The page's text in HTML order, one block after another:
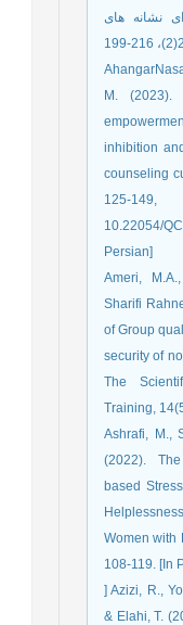
نشانه های
M. (2023).
inhibition
counseling
10.22054/
Persian]
Ameri,
Sharifi
of Group
security of
The
Training,
Ashrafi, M.,
(2022).
based
Women with
108-119. [In
] Azizi, R.,
& Elahi, T.